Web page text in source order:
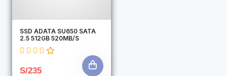
SSD ADATA SU650 SATA
2.5 512GB 520MB/S
S/235